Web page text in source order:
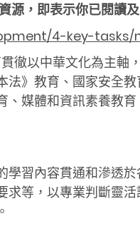
，即表示你已閱讀
4-key-
徹以中華文化為主
》教育、國家安全
媒體和資訊素養教
習內容貫通和滲透
等，以專業判斷靈